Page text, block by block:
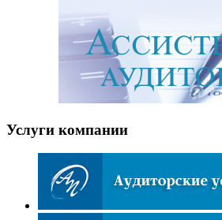
Услуги компании